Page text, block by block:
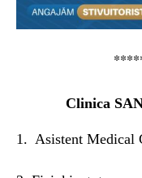
Clinica
1. Asistent Medical